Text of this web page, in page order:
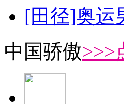
[田径]奥运
中国骄傲>>>